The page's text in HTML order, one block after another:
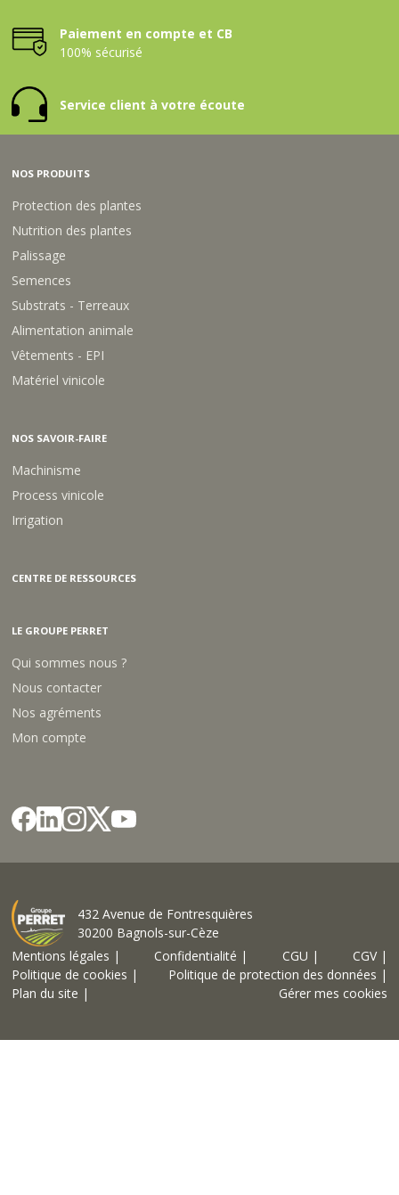
Paiement en compte et CB
100% sécurisé
Service client à votre écoute
NOS PRODUITS
Protection des plantes
Nutrition des plantes
Palissage
Semences
Substrats - Terreaux
Alimentation animale
Vêtements - EPI
Matériel vinicole
NOS SAVOIR-FAIRE
Machinisme
Process vinicole
Irrigation
CENTRE DE RESSOURCES
LE GROUPE PERRET
Qui sommes nous ?
Nous contacter
Nos agréments
Mon compte
432 Avenue de Fontresquières
30200 Bagnols-sur-Cèze
Mentions légales |
Confidentialité | CGU |
CGV |
Politique de cookies |
Politique de protection des données |
Plan du site |
Gérer mes cookies